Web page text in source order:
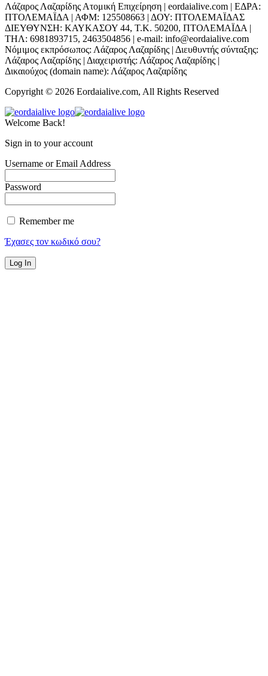
Λάζαρος Λαζαρίδης Ατομική Επιχείρηση | eordaialive.com | ΕΔΡΑ:
ΠΤΟΛΕΜΑΪΔΑ | ΑΦΜ: 125508663 | ΔΟΥ: ΠΤΟΛΕΜΑΪΔΑΣ
ΔΙΕΥΘΥΝΣΗ: ΚΑΥΚΑΣΟΥ 44, Τ.Κ. 50200, ΠΤΟΛΕΜΑΪΔΑ |
ΤΗΛ: 6981893715, 2463504856 | e-mail: info@eordaialive.com
Νόμιμος εκπρόσωπος: Λάζαρος Λαζαρίδης | Διευθυντής σύνταξης:
Λάζαρος Λαζαρίδης | Διαχειριστής: Λάζαρος Λαζαρίδης |
Δικαιούχος (domain name): Λάζαρος Λαζαρίδης
Copyright © 2026 Eordaialive.com, All Rights Reserved
Welcome Back!
Sign in to your account
Username or Email Address
Password
Remember me
Έχασες τον κωδικό σου?